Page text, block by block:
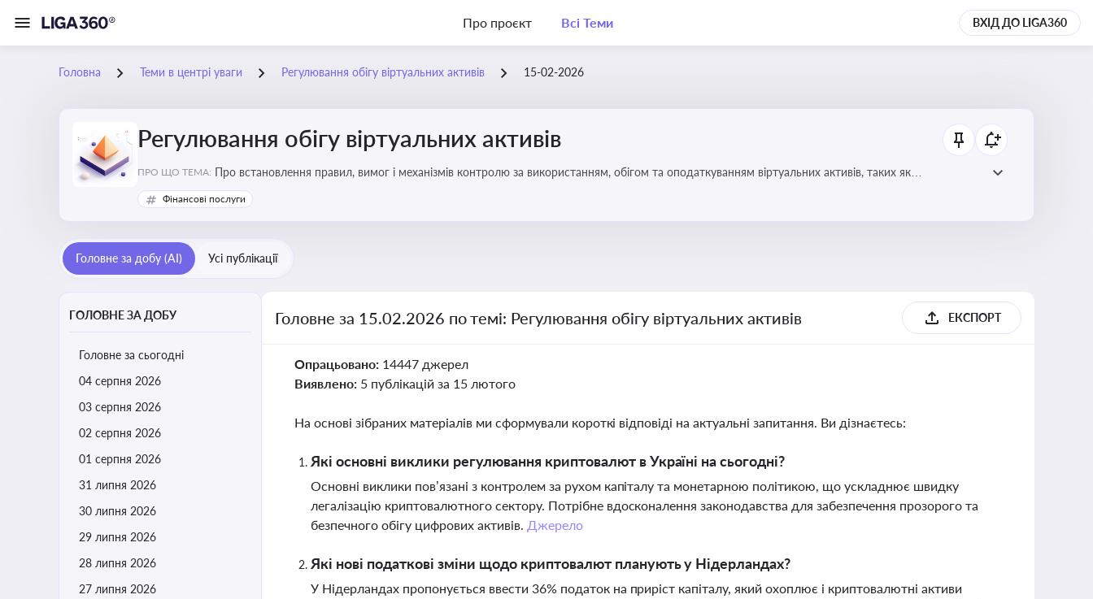
Про проєкт Всі Теми ВХІД ДО LIGA360
Головна Теми в центрі уваги Регулювання обігу віртуальних активів 15-02-2026
Регулювання обігу віртуальних активів
ПРО ЩО ТЕМА: Про встановлення правил, вимог і механізмів контролю за використанням, обігом та оподаткуванням віртуальних активів, таких як
криптовалюти
Фінансові послуги
Головне за добу (AI) Усі публікації
ГОЛОВНЕ ЗА ДОБУ
Головне за сьогодні
04 серпня 2026
03 серпня 2026
02 серпня 2026
01 серпня 2026
31 липня 2026
30 липня 2026
29 липня 2026
28 липня 2026
27 липня 2026
Головне за 15.02.2026 по темі: Регулювання обігу віртуальних активів ЕКСПОРТ
Опрацьовано: 14447 джерел
Виявлено: 5 публікацій за 15 лютого
На основі зібраних матеріалів ми сформували короткі відповіді на актуальні запитання. Ви дізнаєтесь:
Які основні виклики регулювання криптовалют в Україні на сьогодні?
Основні виклики пов’язані з контролем за рухом капіталу та монетарною політикою, що ускладнює швидку
легалізацію криптовалютного сектору. Потрібне вдосконалення законодавства для забезпечення прозорого та
безпечного обігу цифрових активів. Джерело
Які нові податкові зміни щодо криптовалют планують у Нідерландах?
У Нідерландах пропонується ввести 36% податок на приріст капіталу, який охоплює і криптовалютні активи